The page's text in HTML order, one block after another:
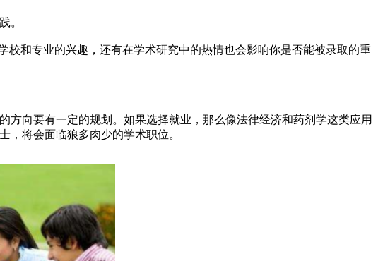
。
和专业的兴趣，还有在学术研究中的热情也会影响你是否能被录取的重
向要有一定的规划。如果选择就业，那么像法律经济和药剂学这类应用
，将会面临狼多肉少的学术职位。